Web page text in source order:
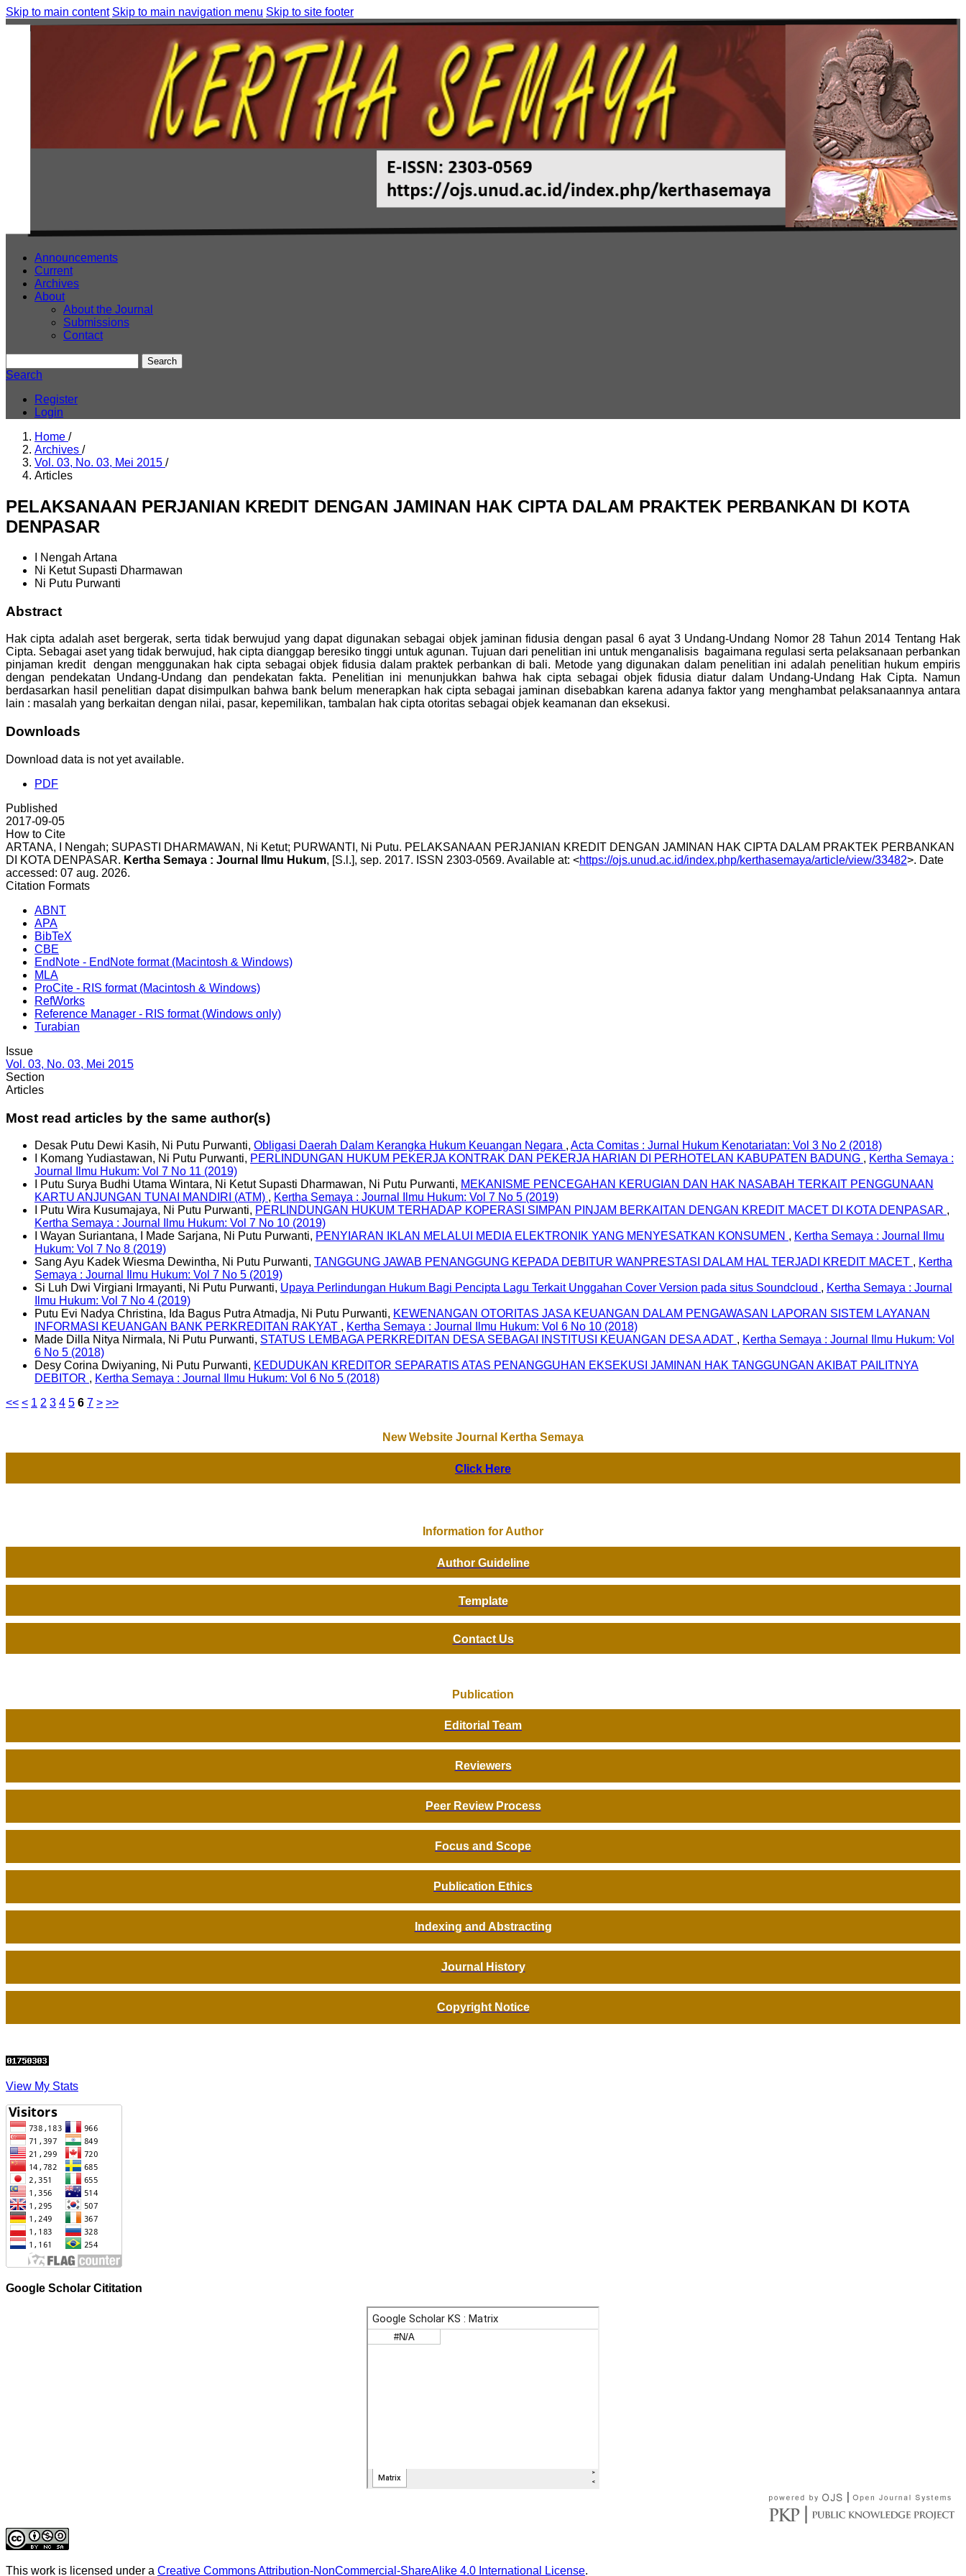
Skip to main content Skip to main navigation menu Skip to site footer
Announcements
Current
Archives
About
About the Journal
Submissions
Contact
Search
Search
Register
Login
Home /
Archives /
Vol. 03, No. 03, Mei 2015 /
Articles
PELAKSANAAN PERJANIAN KREDIT DENGAN JAMINAN HAK CIPTA DALAM PRAKTEK PERBANKAN DI KOTA
DENPASAR
I Nengah Artana
Ni Ketut Supasti Dharmawan
Ni Putu Purwanti
Abstract
Hak cipta adalah aset bergerak, serta tidak berwujud yang dapat digunakan sebagai objek jaminan fidusia dengan pasal 6 ayat 3 Undang-Undang Nomor 28 Tahun 2014 Tentang Hak
Cipta. Sebagai aset yang tidak berwujud, hak cipta dianggap beresiko tinggi untuk agunan. Tujuan dari penelitian ini untuk menganalisis bagaimana regulasi serta pelaksanaan perbankan
pinjaman kredit dengan menggunakan hak cipta sebagai objek fidusia dalam praktek perbankan di bali. Metode yang digunakan dalam penelitian ini adalah penelitian hukum empiris
dengan pendekatan Undang-Undang dan pendekatan fakta. Penelitian ini menunjukkan bahwa hak cipta sebagai objek fidusia diatur dalam Undang-Undang Hak Cipta. Namun
berdasarkan hasil penelitian dapat disimpulkan bahwa bank belum menerapkan hak cipta sebagai jaminan disebabkan karena adanya faktor yang menghambat pelaksanaannya antara
lain : masalah yang berkaitan dengan nilai, pasar, kepemilikan, tambalan hak cipta otoritas sebagai objek keamanan dan eksekusi.
Downloads
Download data is not yet available.
PDF
Published
2017-09-05
How to Cite
ARTANA, I Nengah; SUPASTI DHARMAWAN, Ni Ketut; PURWANTI, Ni Putu. PELAKSANAAN PERJANIAN KREDIT DENGAN JAMINAN HAK CIPTA DALAM PRAKTEK PERBANKAN
DI KOTA DENPASAR. Kertha Semaya : Journal Ilmu Hukum, [S.l.], sep. 2017. ISSN 2303-0569. Available at: <https://ojs.unud.ac.id/index.php/kerthasemaya/article/view/33482>. Date
accessed: 07 aug. 2026.
Citation Formats
ABNT
APA
BibTeX
CBE
EndNote - EndNote format (Macintosh & Windows)
MLA
ProCite - RIS format (Macintosh & Windows)
RefWorks
Reference Manager - RIS format (Windows only)
Turabian
Issue
Vol. 03, No. 03, Mei 2015
Section
Articles
Most read articles by the same author(s)
Desak Putu Dewi Kasih, Ni Putu Purwanti, Obligasi Daerah Dalam Kerangka Hukum Keuangan Negara , Acta Comitas : Jurnal Hukum Kenotariatan: Vol 3 No 2 (2018)
I Komang Yudiastawan, Ni Putu Purwanti, PERLINDUNGAN HUKUM PEKERJA KONTRAK DAN PEKERJA HARIAN DI PERHOTELAN KABUPATEN BADUNG , Kertha Semaya :
Journal Ilmu Hukum: Vol 7 No 11 (2019)
I Putu Surya Budhi Utama Wintara, Ni Ketut Supasti Dharmawan, Ni Putu Purwanti, MEKANISME PENCEGAHAN KERUGIAN DAN HAK NASABAH TERKAIT PENGGUNAAN
KARTU ANJUNGAN TUNAI MANDIRI (ATM) , Kertha Semaya : Journal Ilmu Hukum: Vol 7 No 5 (2019)
I Putu Wira Kusumajaya, Ni Putu Purwanti, PERLINDUNGAN HUKUM TERHADAP KOPERASI SIMPAN PINJAM BERKAITAN DENGAN KREDIT MACET DI KOTA DENPASAR ,
Kertha Semaya : Journal Ilmu Hukum: Vol 7 No 10 (2019)
I Wayan Suriantana, I Made Sarjana, Ni Putu Purwanti, PENYIARAN IKLAN MELALUI MEDIA ELEKTRONIK YANG MENYESATKAN KONSUMEN , Kertha Semaya : Journal Ilmu
Hukum: Vol 7 No 8 (2019)
Sang Ayu Kadek Wiesma Dewintha, Ni Putu Purwanti, TANGGUNG JAWAB PENANGGUNG KEPADA DEBITUR WANPRESTASI DALAM HAL TERJADI KREDIT MACET , Kertha
Semaya : Journal Ilmu Hukum: Vol 7 No 5 (2019)
Si Luh Dwi Virgiani Irmayanti, Ni Putu Purwanti, Upaya Perlindungan Hukum Bagi Pencipta Lagu Terkait Unggahan Cover Version pada situs Soundcloud , Kertha Semaya : Journal
Ilmu Hukum: Vol 7 No 4 (2019)
Putu Evi Nadya Christina, Ida Bagus Putra Atmadja, Ni Putu Purwanti, KEWENANGAN OTORITAS JASA KEUANGAN DALAM PENGAWASAN LAPORAN SISTEM LAYANAN
INFORMASI KEUANGAN BANK PERKREDITAN RAKYAT , Kertha Semaya : Journal Ilmu Hukum: Vol 6 No 10 (2018)
Made Dilla Nitya Nirmala, Ni Putu Purwanti, STATUS LEMBAGA PERKREDITAN DESA SEBAGAI INSTITUSI KEUANGAN DESA ADAT , Kertha Semaya : Journal Ilmu Hukum: Vol
6 No 5 (2018)
Desy Corina Dwiyaning, Ni Putu Purwanti, KEDUDUKAN KREDITOR SEPARATIS ATAS PENANGGUHAN EKSEKUSI JAMINAN HAK TANGGUNGAN AKIBAT PAILITNYA
DEBITOR , Kertha Semaya : Journal Ilmu Hukum: Vol 6 No 5 (2018)
<< < 1 2 3 4 5 6 7 > >>
New Website Journal Kertha Semaya
Click Here
Information for Author
Author Guideline
Template
Contact Us
Publication
Editorial Team
Reviewers
Peer Review Process
Focus and Scope
Publication Ethics
Indexing and Abstracting
Journal History
Copyright Notice
View My Stats
Google Scholar Cititation
This work is licensed under a Creative Commons Attribution-NonCommercial-ShareAlike 4.0 International License.